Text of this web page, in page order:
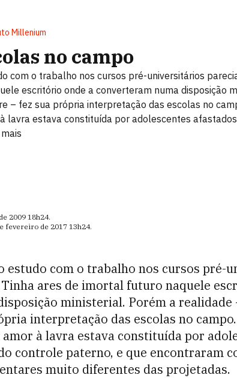
Millenium
no campo
com o trabalho nos cursos pré-universitários
escritório onde a converteram numa disposição
– fez sua própria interpretação das escolas no
lavra estava constituída por adolescentes
2009 18h24.
fevereiro de 2017 13h24.
estudo com o trabalho nos cursos pré-
ares de imortal futuro naquele
ministerial. Porém a realidade
interpretação das escolas no campo.
à lavra estava constituída por
controle paterno, e que encontraram
muito diferentes das projetadas.